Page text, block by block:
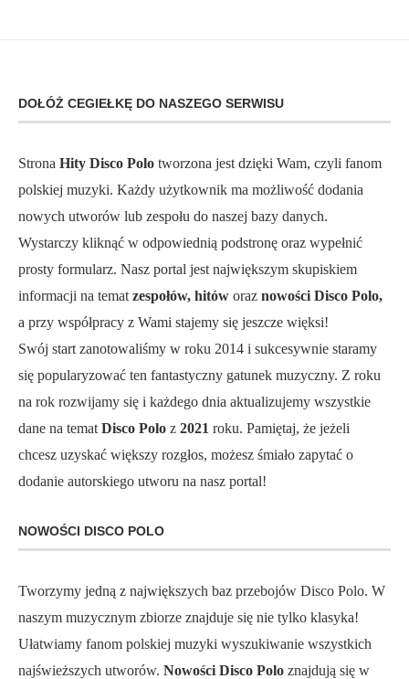
DOŁÓŻ CEGIEŁKĘ DO NASZEGO SERWISU
Strona Hity Disco Polo tworzona jest dzięki Wam, czyli fanom
polskiej muzyki. Każdy użytkownik ma możliwość dodania
nowych utworów lub zespołu do naszej bazy danych.
Wystarczy kliknąć w odpowiednią podstronę oraz wypełnić
prosty formularz. Nasz portal jest największym skupiskiem
informacji na temat zespołów, hitów oraz nowości Disco Polo,
a przy współpracy z Wami stajemy się jeszcze więksi!
Swój start zanotowaliśmy w roku 2014 i sukcesywnie staramy
się popularyzować ten fantastyczny gatunek muzyczny. Z roku
na rok rozwijamy się i każdego dnia aktualizujemy wszystkie
dane na temat Disco Polo z 2021 roku. Pamiętaj, że jeżeli
chcesz uzyskać większy rozgłos, możesz śmiało zapytać o
dodanie autorskiego utworu na nasz portal!
NOWOŚCI DISCO POLO
Tworzymy jedną z największych baz przebojów Disco Polo. W
naszym muzycznym zbiorze znajduje się nie tylko klasyka!
Ułatwiamy fanom polskiej muzyki wyszukiwanie wszystkich
najświeższych utworów. Nowości Disco Polo znajdują się w